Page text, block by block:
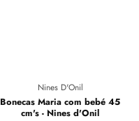
Nines D'Onil
Bonecas Maria com bebé 45
cm's - Nines d'Onil